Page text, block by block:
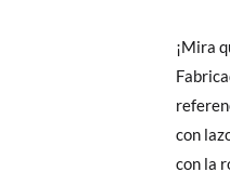
¡Mira
con
con la
poco
En
Sólo
TALLA